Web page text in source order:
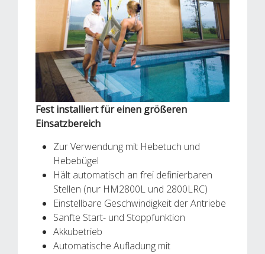
Fest installiert für einen größeren
Einsatzbereich
Zur Verwendung mit Hebetuch und
Hebebügel
Hält automatisch an frei definierbaren
Stellen (nur HM2800L und 2800LRC)
Einstellbare Geschwindigkeit der Antriebe
Sanfte Start- und Stoppfunktion
Akkubetrieb
Automatische Aufladung mit